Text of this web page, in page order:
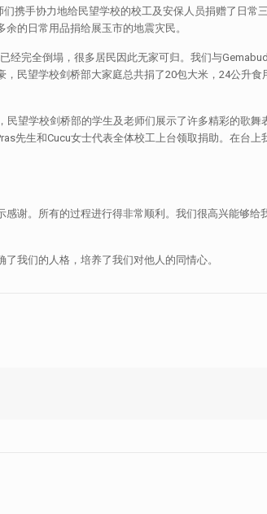
携手协力地给民望学校的校工及安保人员捐赠了日常
的日常用品捐给展玉市的地震灾民。
完全倒塌，很多居民因此无家可归。我们与
民望学校剑桥部大家庭总共捐了20包大米，24公升
望学校剑桥部的学生及老师们展示了许多精彩的歌
先生和Cucu女士代表全体校工上台领取捐助。在台
谢。所有的过程进行得非常顺利。我们很高兴能够
我们的人格，培养了我们对他人的同情心。